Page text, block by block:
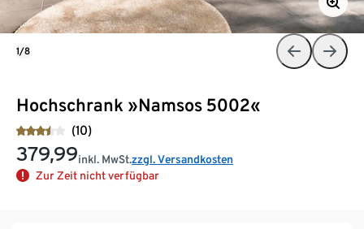
Hochschrank »Namsos 5002«
(10)
379,99inkl. MwSt.zzgl. Versandkosten
Zur Zeit nicht verfügbar
1/8